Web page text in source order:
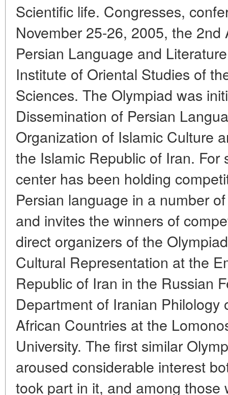
Scientific life. Congresses,
November 25-26, 2005, the
Persian Language and
Institute of Oriental Studies of
Sciences. The Olympiad was
Dissemination of Persian
Organization of Islamic Culture
the Islamic Republic of Iran. For
center has been holding
Persian language in a number
and invites the winners of
direct organizers of the
Cultural Representation at the
Republic of Iran in the Russian
Department of Iranian
African Countries at the
University. The first similar
aroused considerable interest
took part in it, and among